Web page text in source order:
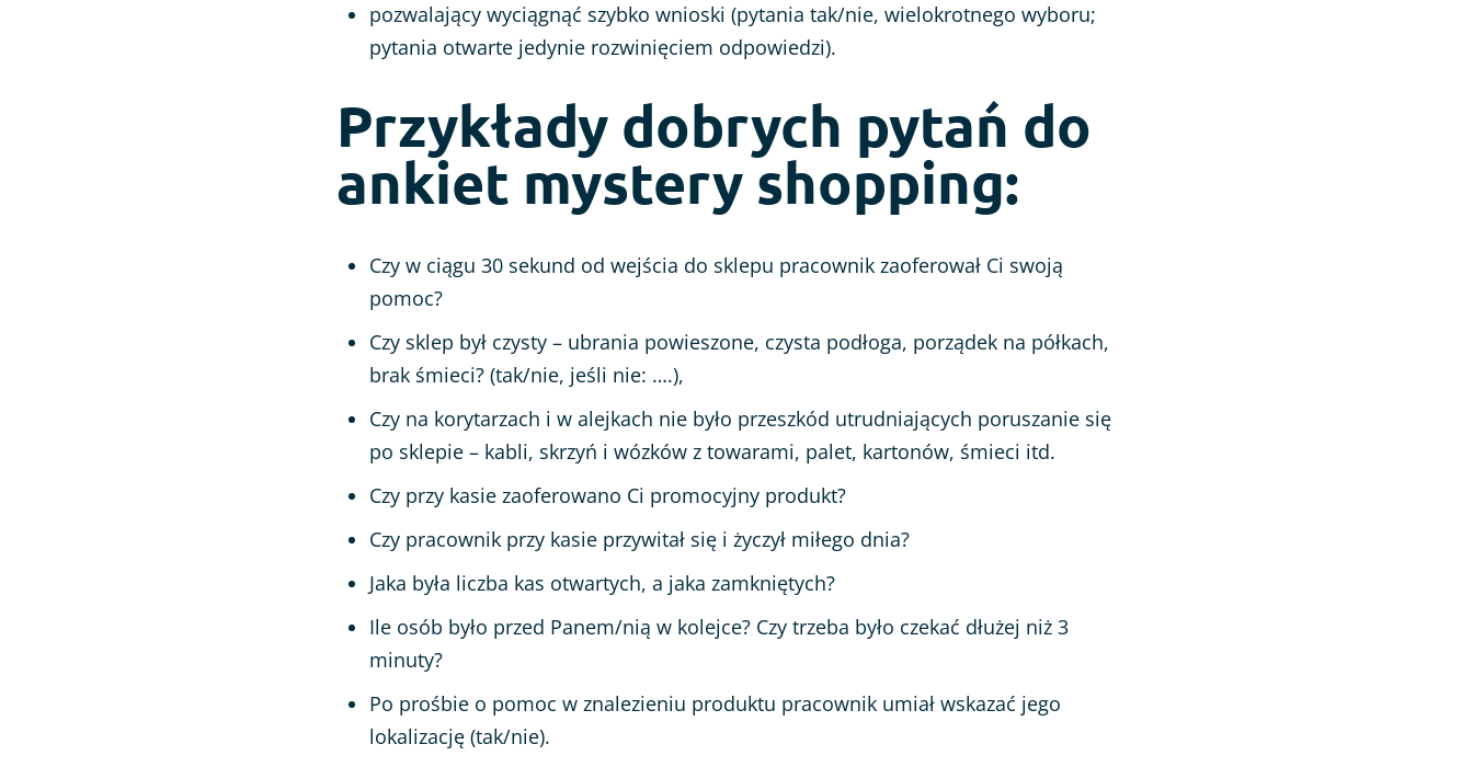
pozwalający wyciągnąć szybko wnioski (pytania tak/nie, wielokrotnego wyboru;
pytania otwarte jedynie rozwinięciem odpowiedzi).
Przykłady dobrych pytań do
ankiet mystery shopping:
Czy w ciągu 30 sekund od wejścia do sklepu pracownik zaoferował Ci swoją
pomoc?
Czy sklep był czysty – ubrania powieszone, czysta podłoga, porządek na półkach,
brak śmieci? (tak/nie, jeśli nie: ….),
Czy na korytarzach i w alejkach nie było przeszkód utrudniających poruszanie się
po sklepie – kabli, skrzyń i wózków z towarami, palet, kartonów, śmieci itd.
Czy przy kasie zaoferowano Ci promocyjny produkt?
Czy pracownik przy kasie przywitał się i życzył miłego dnia?
Jaka była liczba kas otwartych, a jaka zamkniętych?
Ile osób było przed Panem/nią w kolejce? Czy trzeba było czekać dłużej niż 3
minuty?
Po prośbie o pomoc w znalezieniu produktu pracownik umiał wskazać jego
lokalizację (tak/nie).